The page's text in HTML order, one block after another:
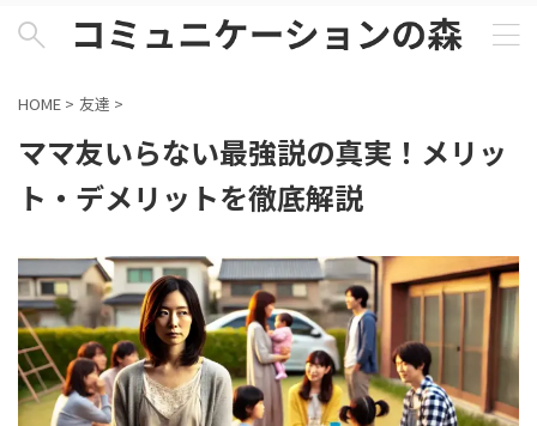
HOME > 友達 >
ママ友いらない最強説の真実！メリッ
ト・デメリットを徹底解説